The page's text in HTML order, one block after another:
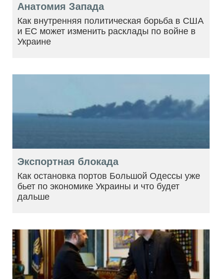
Анатомия Запада
Как внутренняя политическая борьба в США
и ЕС может изменить расклады по войне в
Украине
Экспортная блокада
Как остановка портов Большой Одессы уже
бьет по экономике Украины и что будет
дальше